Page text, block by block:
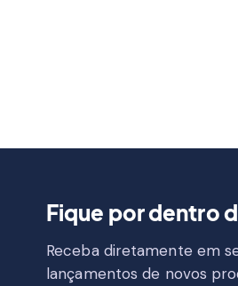
Fique por dentro
Receba diretamente em
lançamentos de novos